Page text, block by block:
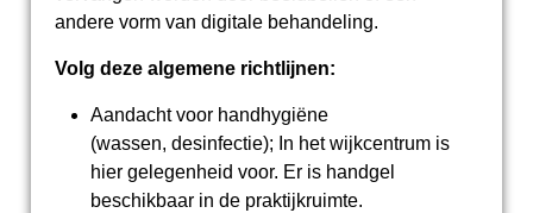
andere vorm van digitale behandeling.
Volg deze algemene richtlijnen:
Aandacht voor handhygiëne
(wassen, desinfectie); In het wijkcentrum is
hier gelegenheid voor. Er is handgel
beschikbaar in de praktijkruimte.